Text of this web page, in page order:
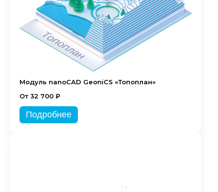
Модуль nanoCAD GeoniCS «Топоплан»
От 32 700 ₽
Подробнее